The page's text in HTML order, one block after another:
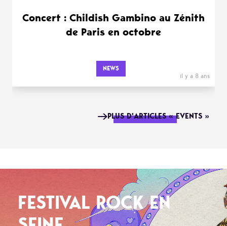
Concert : Childish Gambino au Zénith
de Paris en octobre
NEWS
il y a 8 ans
PLUS D'ARTICLES « EVENTS »
FESTIVAL ROCK EN